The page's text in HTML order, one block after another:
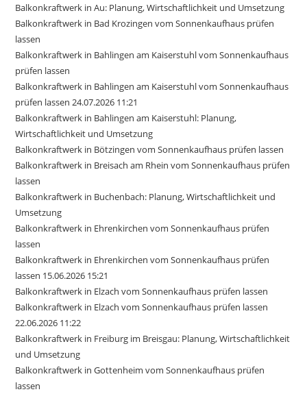
Balkonkraftwerk in Au: Planung, Wirtschaftlichkeit und Umsetzung
Balkonkraftwerk in Bad Krozingen vom Sonnenkaufhaus prüfen
lassen
Balkonkraftwerk in Bahlingen am Kaiserstuhl vom Sonnenkaufhaus
prüfen lassen
Balkonkraftwerk in Bahlingen am Kaiserstuhl vom Sonnenkaufhaus
prüfen lassen 24.07.2026 11:21
Balkonkraftwerk in Bahlingen am Kaiserstuhl: Planung,
Wirtschaftlichkeit und Umsetzung
Balkonkraftwerk in Bötzingen vom Sonnenkaufhaus prüfen lassen
Balkonkraftwerk in Breisach am Rhein vom Sonnenkaufhaus prüfen
lassen
Balkonkraftwerk in Buchenbach: Planung, Wirtschaftlichkeit und
Umsetzung
Balkonkraftwerk in Ehrenkirchen vom Sonnenkaufhaus prüfen
lassen
Balkonkraftwerk in Ehrenkirchen vom Sonnenkaufhaus prüfen
lassen 15.06.2026 15:21
Balkonkraftwerk in Elzach vom Sonnenkaufhaus prüfen lassen
Balkonkraftwerk in Elzach vom Sonnenkaufhaus prüfen lassen
22.06.2026 11:22
Balkonkraftwerk in Freiburg im Breisgau: Planung, Wirtschaftlichkeit
und Umsetzung
Balkonkraftwerk in Gottenheim vom Sonnenkaufhaus prüfen
lassen